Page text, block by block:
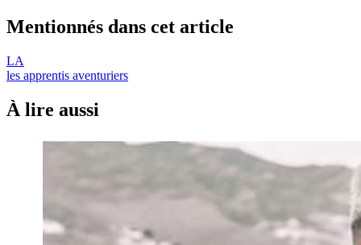
Mentionnés dans cet article
LA
les apprentis aventuriers
À lire aussi